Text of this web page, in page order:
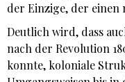
der Einzige, der einen
Deutlich wird, dass
nach der Revolution
konnte, koloniale